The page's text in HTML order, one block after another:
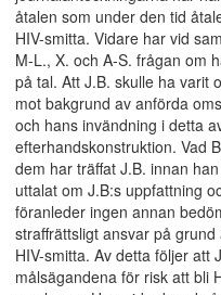
åtalen som under den tid
HIV-smitta. Vidare har vid
M-L., X. och A-S. frågan om
på tal. Att J.B. skulle ha varit
mot bakgrund av anförda
och hans invändning i detta
efterhandskonstruktion. Vad
dem har träffat J.B. innan
uttalat om J.B:s uppfattning
föranleder ingen annan
straffrättsligt ansvar på
HIV-smitta. Av detta följer att
målsägandena för risk att bli